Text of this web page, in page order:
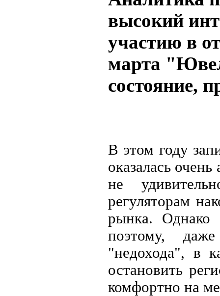
высокий
участию в
марта
состояние,
В этом году
оказалась
не
регуляторам
рынка. Однако
поэтому,
"недохода", в
остановить
комфортно на